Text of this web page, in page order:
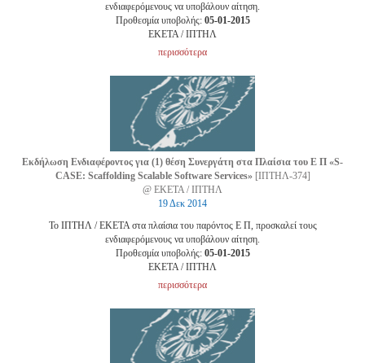
ενδιαφερόμενους να υποβάλουν αίτηση.
Προθεσμία υποβολής: 05-01-2015
EKETA / ΙΠΤΗΛ
περισσότερα
Εκδήλωση Ενδιαφέροντος για (1) θέση Συνεργάτη στα Πλαίσια του Ε Π «S-
CASE: Scaffolding Scalable Software Services» [ΙΠΤΗΛ-374]
@ ΕΚΕΤΑ / ΙΠΤΗΛ
19 Δεκ 2014
Το ΙΠΤΗΛ / ΕΚΕΤΑ στα πλαίσια του παρόντος Ε Π, προσκαλεί τους
ενδιαφερόμενους να υποβάλουν αίτηση.
Προθεσμία υποβολής: 05-01-2015
EKETA / ΙΠΤΗΛ
περισσότερα